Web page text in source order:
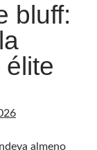
bluff:
almeno